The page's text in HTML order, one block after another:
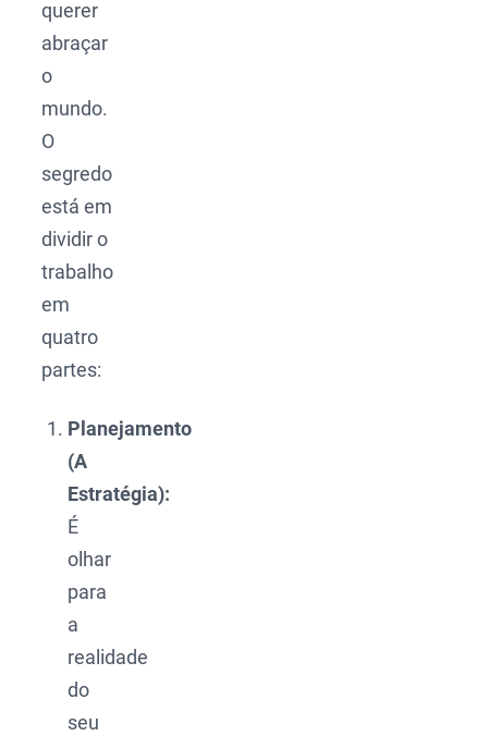
querer
abraçar
o
mundo.
O
segredo
está em
dividir o
trabalho
em
quatro
partes:
Planejamento
(A
Estratégia):
É
olhar
para
a
realidade
do
seu